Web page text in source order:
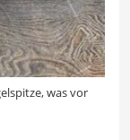
was vor